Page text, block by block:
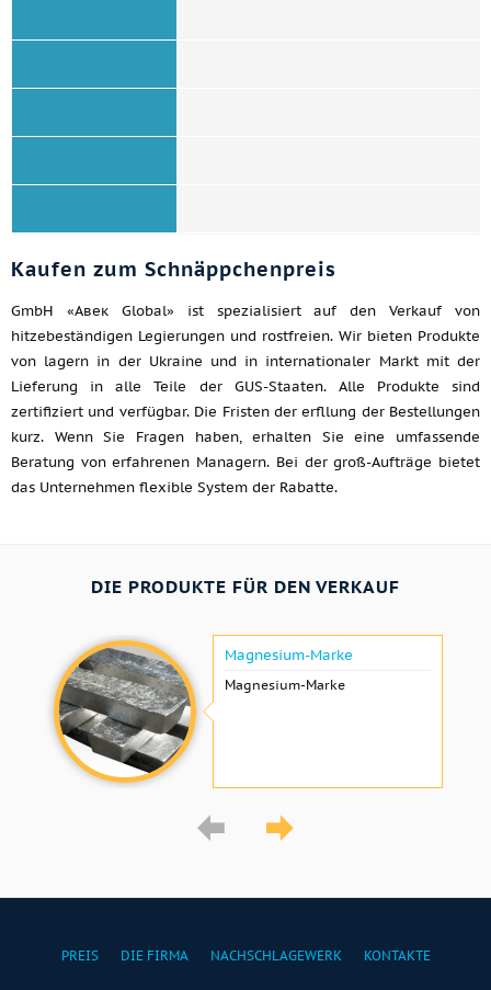
Kaufen zum Schnäppchenpreis
GmbH «Авек Global» ist spezialisiert auf den Verkauf von
hitzebeständigen Legierungen und rostfreien. Wir bieten Produkte
von lagern in der Ukraine und in internationaler Markt mit der
Lieferung in alle Teile der GUS-Staaten. Alle Produkte sind
zertifiziert und verfügbar. Die Fristen der erfllung der Bestellungen
kurz. Wenn Sie Fragen haben, erhalten Sie eine umfassende
Beratung von erfahrenen Managern. Bei der groß-Aufträge bietet
das Unternehmen flexible System der Rabatte.
DIE PRODUKTE FÜR DEN VERKAUF
Magnesium-Marke
Magnesium-Marke
PREIS DIE FIRMA NACHSCHLAGEWERK KONTAKTE